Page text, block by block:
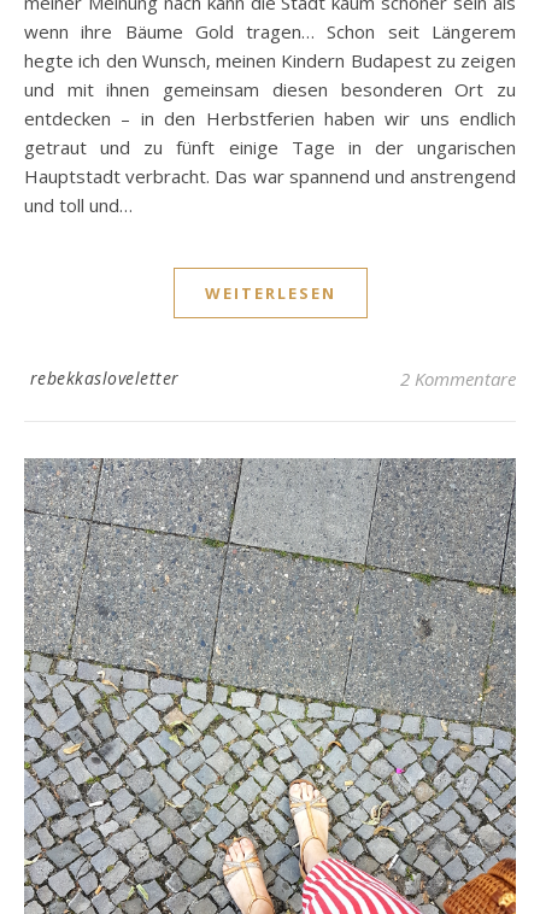
wenn ihre Bäume Gold tragen… Schon seit Längerem
hegte ich den Wunsch, meinen Kindern Budapest zu zeigen
und mit ihnen gemeinsam diesen besonderen Ort zu
entdecken – in den Herbstferien haben wir uns endlich
getraut und zu fünft einige Tage in der ungarischen
Hauptstadt verbracht. Das war spannend und anstrengend
und toll und…
WEITERLESEN
rebekkasloveletter 2 Kommentare